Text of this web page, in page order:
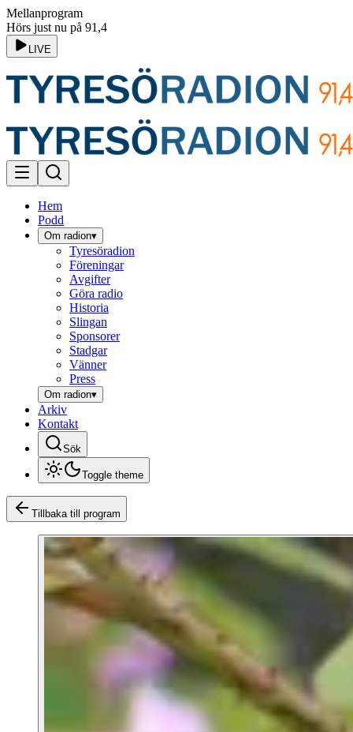
Mellanprogram
Hörs just nu på 91,4
LIVE
Hem
Podd
Om radion▾
Tyresöradion
Föreningar
Avgifter
Göra radio
Historia
Slingan
Sponsorer
Stadgar
Vänner
Press
Om radion▾
Arkiv
Kontakt
Sök
Toggle theme
Tillbaka till program